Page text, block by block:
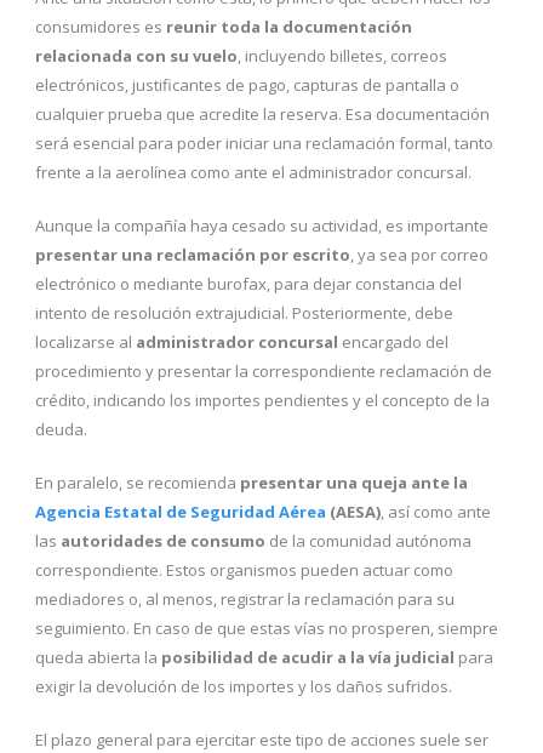
consumidores es reunir toda la documentación
relacionada con su vuelo, incluyendo billetes, correos
electrónicos, justificantes de pago, capturas de pantalla o
cualquier prueba que acredite la reserva. Esa documentación
será esencial para poder iniciar una reclamación formal, tanto
frente a la aerolínea como ante el administrador concursal.
Aunque la compañía haya cesado su actividad, es importante
presentar una reclamación por escrito, ya sea por correo
electrónico o mediante burofax, para dejar constancia del
intento de resolución extrajudicial. Posteriormente, debe
localizarse al administrador concursal encargado del
procedimiento y presentar la correspondiente reclamación de
crédito, indicando los importes pendientes y el concepto de la
deuda.
En paralelo, se recomienda presentar una queja ante la
Agencia Estatal de Seguridad Aérea (AESA), así como ante
las autoridades de consumo de la comunidad autónoma
correspondiente. Estos organismos pueden actuar como
mediadores o, al menos, registrar la reclamación para su
seguimiento. En caso de que estas vías no prosperen, siempre
queda abierta la posibilidad de acudir a la vía judicial para
exigir la devolución de los importes y los daños sufridos.
El plazo general para ejercitar este tipo de acciones suele ser